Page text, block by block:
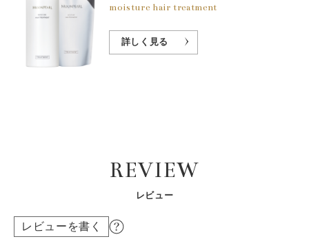
moisture hair treatment
詳しく見る
REVIEW
レビュー
レビューを書く